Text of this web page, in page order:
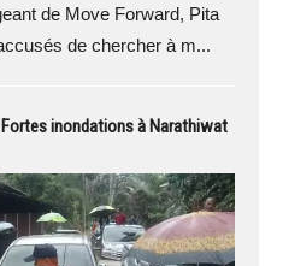
de Move Forward, Pita
de chercher à m...
Fortes inondations à Narathiwat